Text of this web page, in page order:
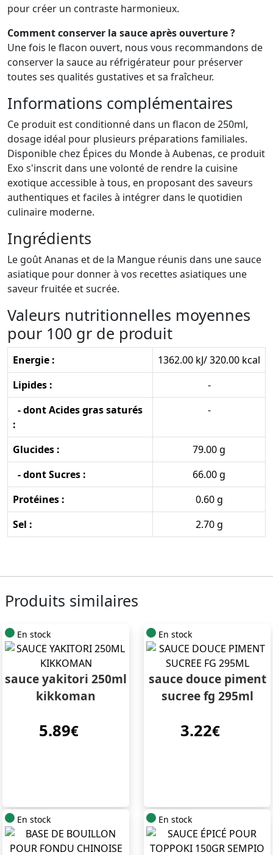
pour créer un contraste harmonieux.
Comment conserver la sauce après ouverture ?
Une fois le flacon ouvert, nous vous recommandons de
conserver la sauce au réfrigérateur pour préserver
toutes ses qualités gustatives et sa fraîcheur.
Informations complémentaires
Ce produit est conditionné dans un flacon de 250ml,
dosage idéal pour plusieurs préparations familiales.
Disponible chez Épices du Monde à Aubenas, ce produit
Exo s'inscrit dans une volonté de rendre la cuisine
exotique accessible à tous, en proposant des saveurs
authentiques et faciles à intégrer dans le quotidien
culinaire moderne.
Ingrédients
Le goût Ananas et de la Mangue réunis dans une sauce
asiatique pour donner à vos recettes asiatiques une
saveur fruitée et sucrée.
Valeurs nutritionnelles moyennes
pour 100 gr de produit
Energie :
1362.00 kJ/ 320.00 kcal
Lipides :
-
- dont Acides gras saturés
:
-
Glucides :
79.00 g
- dont Sucres :
66.00 g
Protéines :
0.60 g
Sel :
2.70 g
Produits similaires
En stock
sauce yakitori 250ml
kikkoman
5.89€
En stock
sauce douce piment
sucree fg 295ml
3.22€
En stock En stock